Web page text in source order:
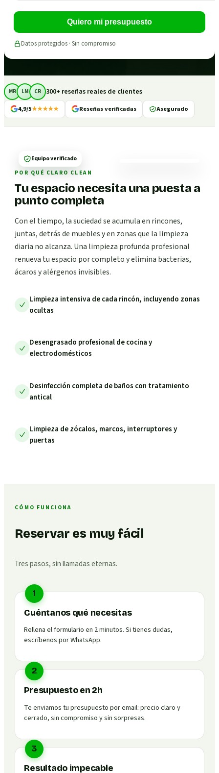
Quiero mi presupuesto
Datos protegidos · Sin compromiso
MR LM CR 300+ reseñas reales de clientes
4,9/5★★★★★ Reseñas verificadas Asegurado
POR QUÉ CLARO CLEAN
Tu espacio necesita una puesta a
punto completa
Con el tiempo, la suciedad se acumula en rincones,
juntas, detrás de muebles y en zonas que la limpieza
diaria no alcanza. Una limpieza profunda profesional
renueva tu espacio por completo y elimina bacterias,
ácaros y alérgenos invisibles.
Limpieza intensiva de cada rincón, incluyendo zonas
ocultas
Desengrasado profesional de cocina y
electrodomésticos
Desinfección completa de baños con tratamiento
antical
Limpieza de zócalos, marcos, interruptores y
puertas
Equipo verificado
CÓMO FUNCIONA
Reservar es muy fácil
Tres pasos, sin llamadas eternas.
1
Cuéntanos qué necesitas
Rellena el formulario en 2 minutos. Si tienes dudas,
escríbenos por WhatsApp.
2
Presupuesto en 2h
Te enviamos tu presupuesto por email: precio claro y
cerrado, sin compromiso y sin sorpresas.
3
Resultado impecable